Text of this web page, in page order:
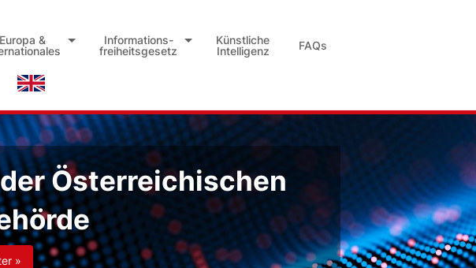
Europa &
Informations-
freiheitsgesetz
Künstliche
Intelligenz
FAQs
Österreichischen
»